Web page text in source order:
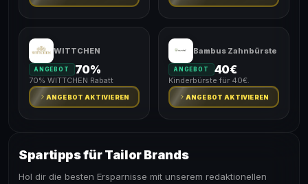
WITTCHEN
ANGEBOT 70%
70% WITTCHEN Rabatt
ANGEBOT AKTIVIEREN
Bambus Zahnbürste
ANGEBOT 40€
Kinderbürste für 40€.
ANGEBOT AKTIVIEREN
Spartipps für Tailor Brands
Hol dir die besten Ersparnisse mit unserem redaktionellen